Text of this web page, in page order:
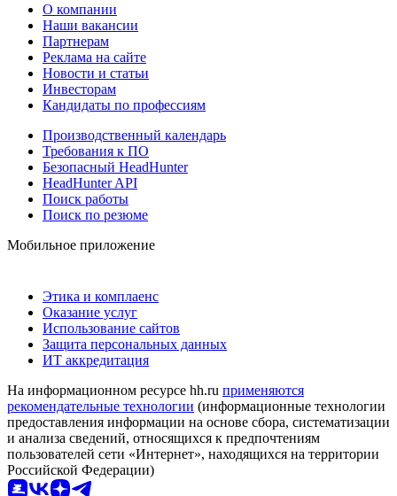
О компании
Наши вакансии
Партнерам
Реклама на сайте
Новости и статьи
Инвесторам
Кандидаты по профессиям
Производственный календарь
Требования к ПО
Безопасный HeadHunter
HeadHunter API
Поиск работы
Поиск по резюме
Мобильное приложение
Этика и комплаенс
Оказание услуг
Использование сайтов
Защита персональных данных
ИТ аккредитация
На информационном ресурсе hh.ru применяются
рекомендательные технологии (информационные технологии
предоставления информации на основе сбора, систематизации
и анализа сведений, относящихся к предпочтениям
пользователей сети «Интернет», находящихся на территории
Российской Федерации)